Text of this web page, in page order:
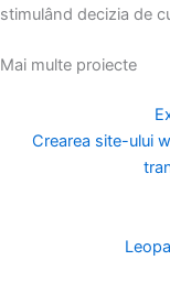
stimulând decizia de
Mai multe proiecte
Crearea site-ului